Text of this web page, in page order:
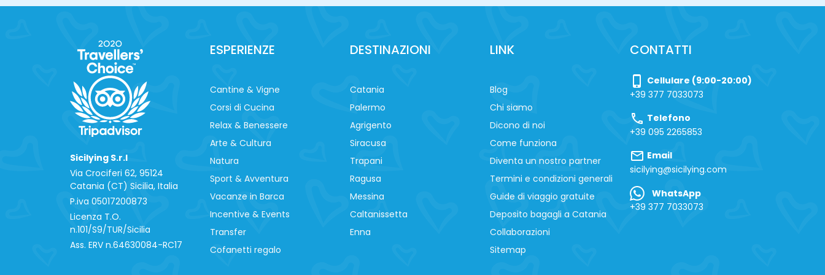
Sicilying S.r.l
Via Crociferi 62, 95124
Catania (CT) Sicilia, Italia
P.iva 0‍5017200873
Licenza T.O.
n.101/S9/TUR/Sicilia
Ass. ERV n.64630084-RC17
ESPERIENZE
Cantine & Vigne
Corsi di Cucina
Relax & Benessere
Arte & Cultura
Natura
Sport & Avventura
Vacanze in Barca
Incentive & Events
Transfer
Cofanetti regalo
DESTINAZIONI
Catania
Palermo
Agrigento
Siracusa
Trapani
Ragusa
Messina
Caltanissetta
Enna
LINK
Blog
Chi siamo
Dicono di noi
Come funziona
Diventa un nostro partner
Termini e condizioni generali
Guide di viaggio gratuite
Deposito bagagli a Catania
Collaborazioni
Sitemap
CONTATTI
phone_iphone
Cellulare (9:00-20:00)
+39 377 7033073
call Telefono
+39 095 2265853
mail Email
sicilying@sicilying.com
WhatsApp
+39 377 7033073